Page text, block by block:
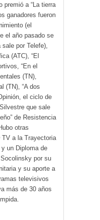
premió a “La tierra
ganadores fueron
(el
el año pasado se
por Telefe),
(ATC), “El
“En el
(TN),
(TN), “A dos
el ciclo de
que sale
de Resistencia
otras
a la Trayectoria
un Diploma de
por su
y su aporte a
televisivos
más de 30 años